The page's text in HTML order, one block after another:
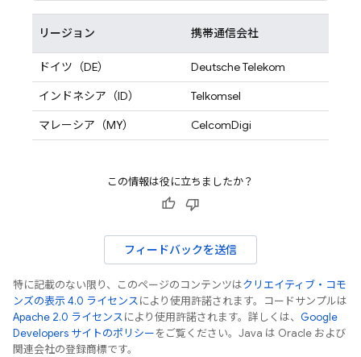
リージョン 携帯通信会社
ドイツ（DE）
Deutsche Telekom
インドネシア（ID）
Telkomsel
マレーシア（MY）
CelcomDigi
この情報は役に立ちましたか？
フィードバックを送信
特に記載のない限り、このページのコンテンツはクリエイティブ・コモ
ンズの表示 4.0 ライセンスにより使用許諾されます。コードサンプルは
Apache 2.0 ライセンスにより使用許諾されます。詳しくは、 Google
Developers サイトのポリシーをご覧ください。Java は Oracle および
関連会社の登録商標です。